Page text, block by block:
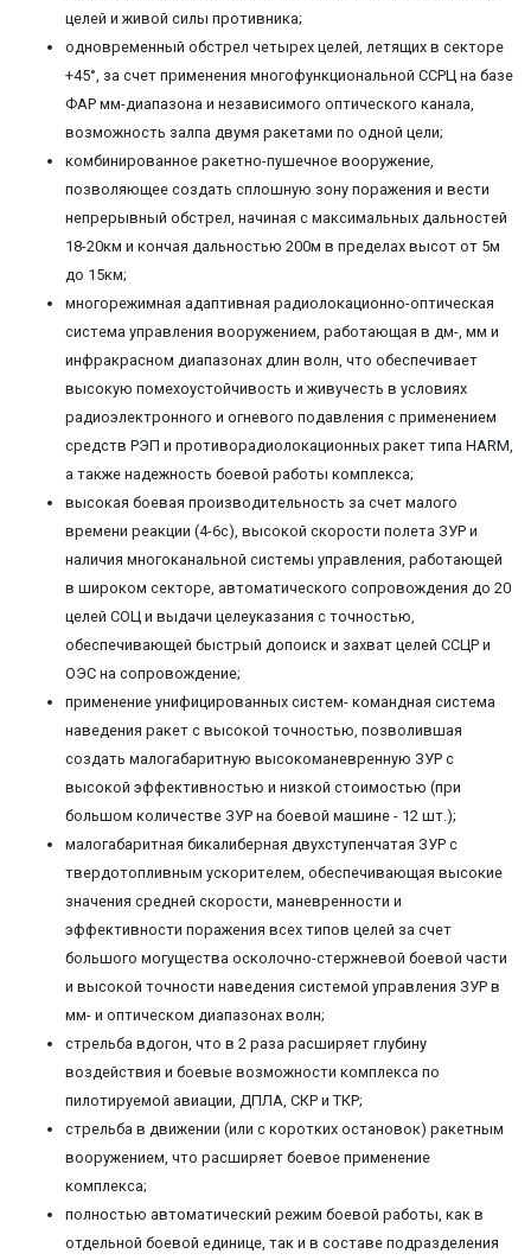
целей и живой силы противника;
одновременный обстрел четырех целей, летящих в секторе
+45°, за счет применения многофункциональной ССРЦ на базе
ФАР мм-диапазона и независимого оптического канала,
возможность залпа двумя ракетами по одной цели;
комбинированное ракетно-пушечное вооружение,
позволяющее создать сплошную зону поражения и вести
непрерывный обстрел, начиная с максимальных дальностей
18-20км и кончая дальностью 200м в пределах высот от 5м
до 15км;
многорежимная адаптивная радиолокационно-оптическая
система управления вооружением, работающая в дм-, мм и
инфракрасном диапазонах длин волн, что обеспечивает
высокую помехоустойчивость и живучесть в условиях
радиоэлектронного и огневого подавления с применением
средств РЭП и противорадиолокационных ракет типа HARM,
а также надежность боевой работы комплекса;
высокая боевая производительность за счет малого
времени реакции (4-6с), высокой скорости полета ЗУР и
наличия многоканальной системы управления, работающей
в широком секторе, автоматического сопровождения до 20
целей СОЦ и выдачи целеуказания с точностью,
обеспечивающей быстрый допоиск и захват целей ССЦР и
ОЭС на сопровождение;
применение унифицированных систем- командная система
наведения ракет с высокой точностью, позволившая
создать малогабаритную высокоманевренную ЗУР с
высокой эффективностью и низкой стоимостью (при
большом количестве ЗУР на боевой машине - 12 шт.);
малогабаритная бикалиберная двухступенчатая ЗУР с
твердотопливным ускорителем, обеспечивающая высокие
значения средней скорости, маневренности и
эффективности поражения всех типов целей за счет
большого могущества осколочно-стержневой боевой части
и высокой точности наведения системой управления ЗУР в
мм- и оптическом диапазонах волн;
стрельба вдогон, что в 2 раза расширяет глубину
воздействия и боевые возможности комплекса по
пилотируемой авиации, ДПЛА, СКР и ТКР;
стрельба в движении (или с коротких остановок) ракетным
вооружением, что расширяет боевое применение
комплекса;
полностью автоматический режим боевой работы, как в
отдельной боевой единице, так и в составе подразделения